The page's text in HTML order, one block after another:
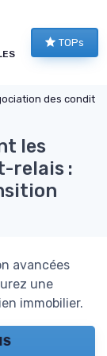
TOPs
des
les
relais :
avancées
une
immobilier.